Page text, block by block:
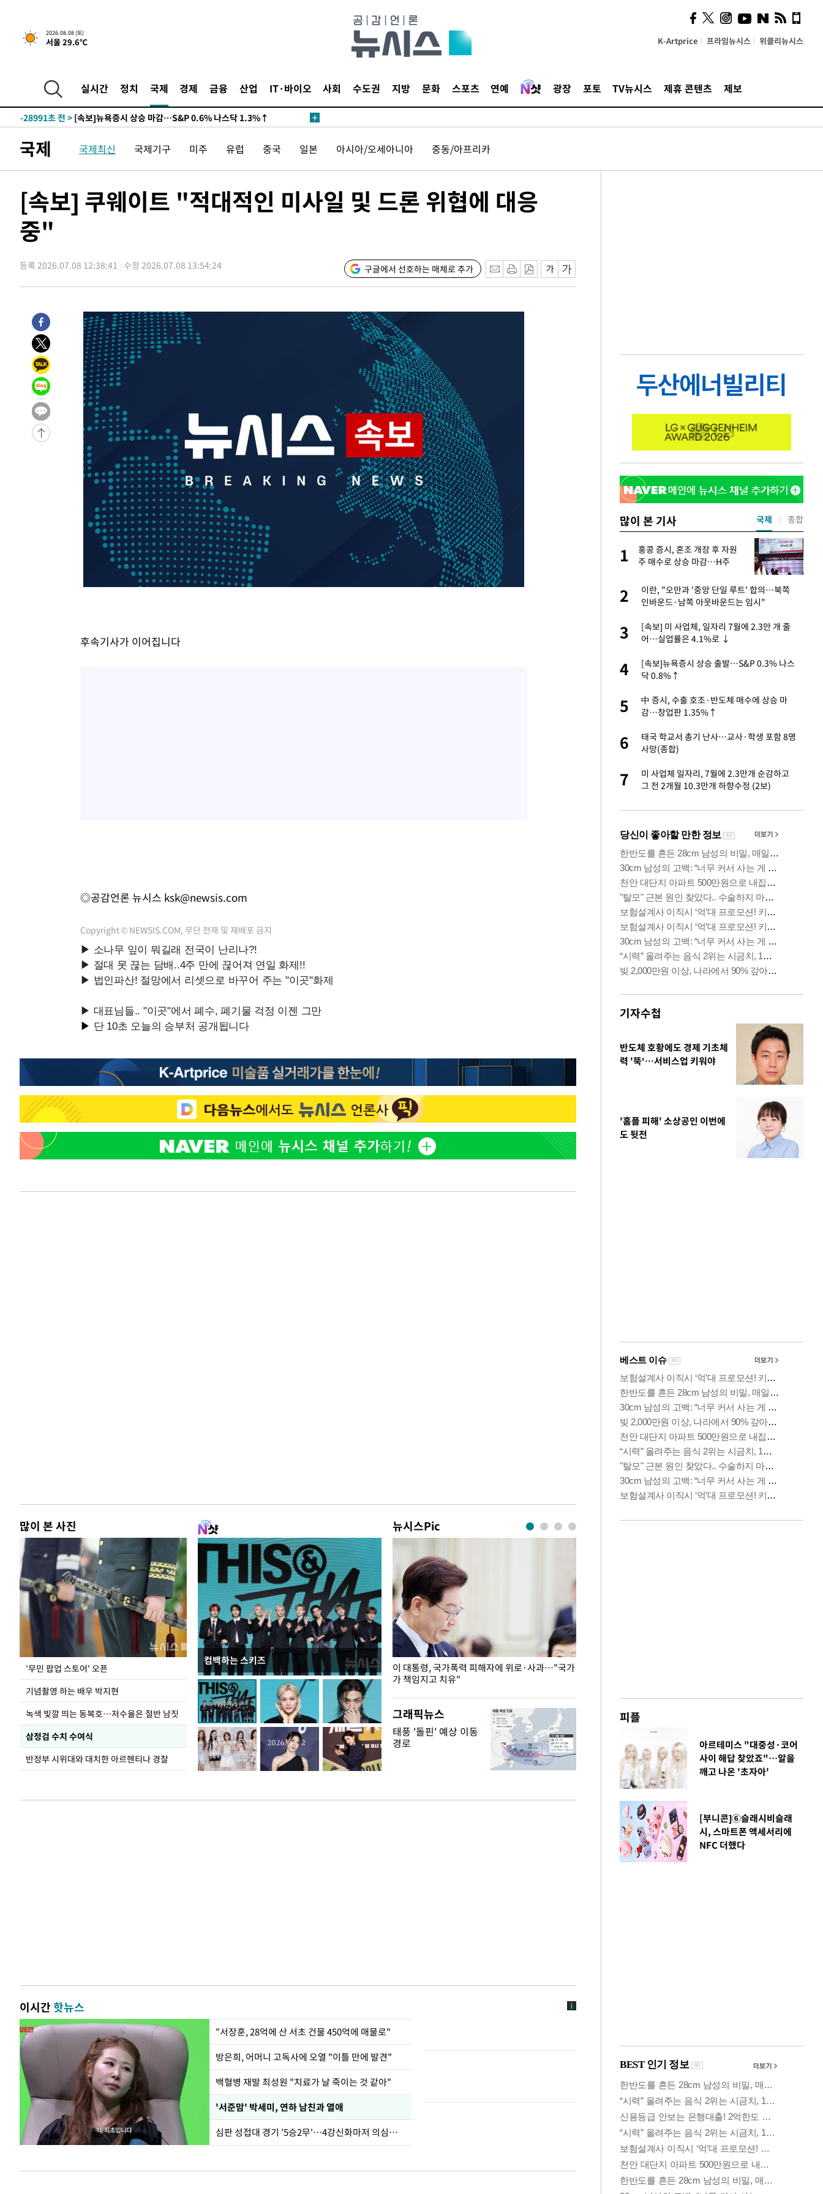
2026.08.08 (토)
서울 29.6℃ K-Artprice 프라임뉴시스 위클리뉴시스
실시간 정치 국제 경제 금융 산업 IT·바이오 사회 수도권 지방 문화 스포츠 연예 광장 포토 TV뉴시스 제휴 콘텐츠 제보
-28991초 전 > [속보]뉴욕증시 상승 마감…S&P 0.6% 나스닥 1.3%↑
국제 국제최신 국제기구 미주 유럽 중국 일본 아시아/오세아니아 중동/아프리카
[속보] 쿠웨이트 "적대적인 미사일 및 드론 위협에 대응
중"
등록 2026.07.08 12:38:41 수정 2026.07.08 13:54:24 구글에서 선호하는 매체로 추가
후속기사가 이어집니다
◎공감언론 뉴시스 ksk@newsis.com
Copyright © NEWSIS.COM, 무단 전재 및 재배포 금지
많이 본 사진
'무민 팝업 스토어' 오픈
기념촬영 하는 배우 박지현
녹색 빛깔 띄는 동복호…저수율은 절반 남짓
삼정검 수치 수여식
반정부 시위대와 대치한 아르헨티나 경찰
컴백하는 스키즈
뉴시스Pic
지석천 뒤덮은 개구리밥
이 대통령, 국가폭력 피해자에 위로·사과…"국가
가 책임지고 치유"
그래픽뉴스
태풍 '돌핀' 예상 이동
경로
이시간핫뉴스
"서장훈, 28억에 산 서초 건물 450억에 매물로"
방은희, 어머니 고독사에 오열 "이틀 만에 발견"
백혈병 재발 최성원 "치료가 날 죽이는 것 같아"
'서준맘' 박세미, 연하 남친과 열애
심판 성접대 경기 '5승2무'…4강신화마저 의심받아
많이 본 기사
1
[단독]인천 부평구 아파트서
10대가 40대 친모 살해
'서준맘' 박세미, 연하 남자친구와 열애 "결혼
1
홍콩 증시, 혼조 개장 후 자원
주 매수로 상승 마감…H주
2
이란, "오만과 '중앙 단일 루트' 합의…북쪽
인바운드·남쪽 아웃바운드는 임시"
3
[속보] 미 사업체, 일자리 7월에 2.3만 개 줄
어…실업률은 4.1%로 ↓
4
[속보]뉴욕증시 상승 출발…S&P 0.3% 나스
닥 0.8%↑
5
中 증시, 수출 호조·반도체 매수에 상승 마
감…창업판 1.35%↑
6
태국 학교서 총기 난사…교사·학생 포함 8명
사망(종합)
7
미 사업체 일자리, 7월에 2.3만개 순감하고
그 전 2개월 10.3만개 하향수정 (2보)
국제 종합
기자수첩
반도체 호황에도 경제 기초체
력 '뚝‘…서비스업 키워야
'홈플 피해' 소상공인 이번에
도 뒷전
피플
아르테미스 "대중성·코어
사이 해답 찾았죠"…알을
깨고 나온 '초자아'
[부니콘]⑥슬래시비슬래
시, 스마트폰 액세서리에
NFC 더했다